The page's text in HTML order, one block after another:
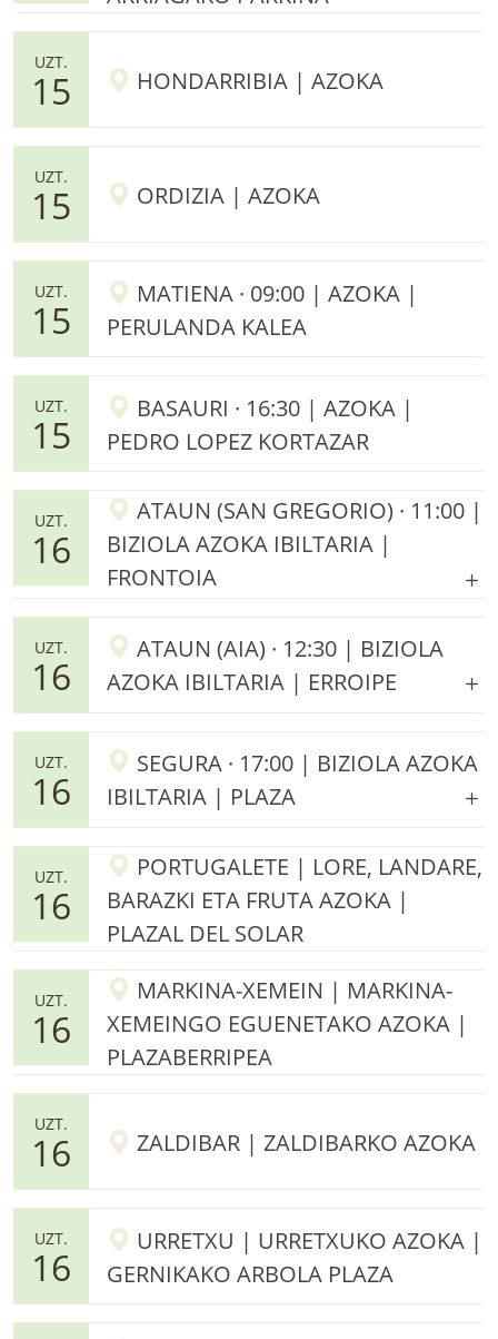
UZT.
15 HONDARRIBIA | AZOKA
UZT.
15 ORDIZIA | AZOKA
UZT.
15
MATIENA · 09:00 | AZOKA |
PERULANDA KALEA
UZT.
15
BASAURI · 16:30 | AZOKA |
PEDRO LOPEZ KORTAZAR
UZT.
16
ATAUN (SAN GREGORIO) · 11:00 |
BIZIOLA AZOKA IBILTARIA |
FRONTOIA
UZT.
16
ATAUN (AIA) · 12:30 | BIZIOLA
AZOKA IBILTARIA | ERROIPE
UZT.
16
SEGURA · 17:00 | BIZIOLA AZOKA
IBILTARIA | PLAZA
UZT.
16
PORTUGALETE | LORE, LANDARE,
BARAZKI ETA FRUTA AZOKA |
PLAZAL DEL SOLAR
UZT.
16
MARKINA-XEMEIN | MARKINA-
XEMEINGO EGUENETAKO AZOKA |
PLAZABERRIPEA
UZT.
16 ZALDIBAR | ZALDIBARKO AZOKA
UZT.
16
URRETXU | URRETXUKO AZOKA |
GERNIKAKO ARBOLA PLAZA